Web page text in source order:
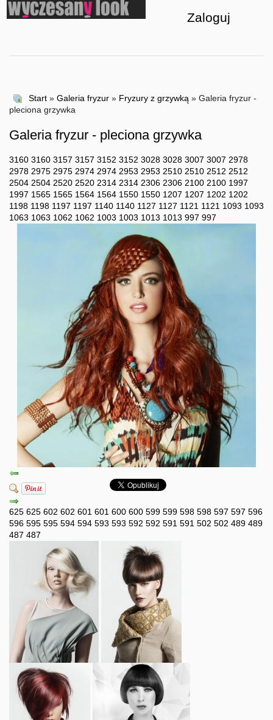
Start» Galeria fryzur» Fryzury z grzywką » Galeria fryzur -
pleciona grzywka
Galeria fryzur - pleciona grzywka
3160 3160 3157 3157 3152 3152 3028 3028 3007 3007 2978
2978 2975 2975 2974 2974 2953 2953 2510 2510 2512 2512
2504 2504 2520 2520 2314 2314 2306 2306 2100 2100 1997
1997 1565 1565 1564 1564 1550 1550 1207 1207 1202 1202
1198 1198 1197 1197 1140 1140 1127 1127 1121 1121 1093 1093
1063 1063 1062 1062 1003 1003 1013 1013 997 997
625 625 602 602 601 601 600 600 599 599 598 598 597 597 596
596 595 595 594 594 593 593 592 592 591 591 502 502 489 489
487 487
Zaloguj